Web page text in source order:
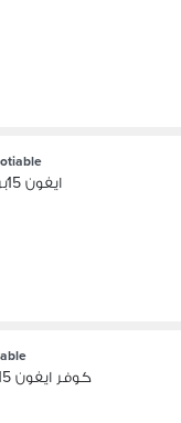
ايفون 15برو ماكس 256جيجا